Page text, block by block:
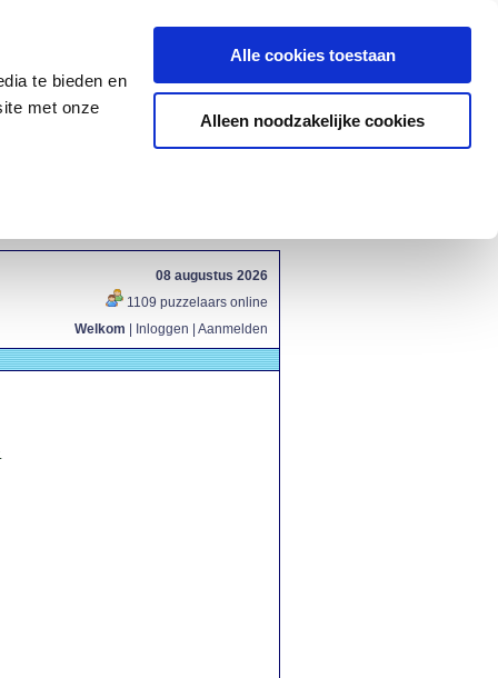
te bieden en
met onze
Alle cookies toestaan
Alleen noodzakelijke cookies
08 augustus 2026
1109 puzzelaars online
Welkom
Inloggen Aanmelden